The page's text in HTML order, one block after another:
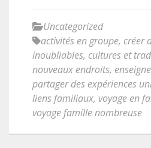
Uncategorized
activités en groupe, créer
inoubliables, cultures et
nouveaux endroits,
partager des expériences
liens familiaux, voyage en
voyage famille nombreuse